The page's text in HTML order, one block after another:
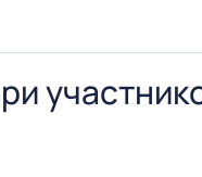
Леонову. Его
Беларуси не был